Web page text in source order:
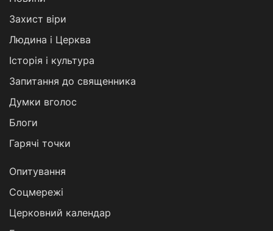
Захист віри
Людина і Церква
Історія і культура
Запитання до священника
Думки вголос
Блоги
Гарячі точки
Опитування
Соцмережі
Церковний календар